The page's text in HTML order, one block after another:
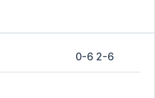
0-6 2-6